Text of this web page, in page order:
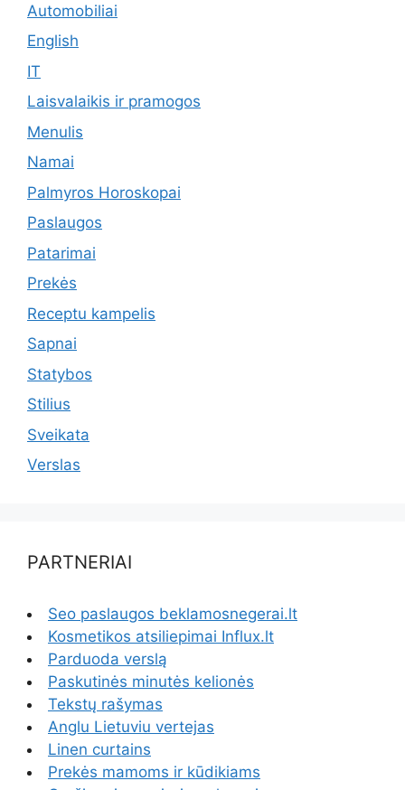
Automobiliai
English
IT
Laisvalaikis ir pramogos
Menulis
Namai
Palmyros Horoskopai
Paslaugos
Patarimai
Prekės
Receptu kampelis
Sapnai
Statybos
Stilius
Sveikata
Verslas
PARTNERIAI
Seo paslaugos beklamosnegerai.lt
Kosmetikos atsiliepimai Influx.lt
Parduoda verslą
Paskutinės minutės kelionės
Tekstų rašymas
Anglu Lietuviu vertejas
Linen curtains
Prekės mamoms ir kūdikiams